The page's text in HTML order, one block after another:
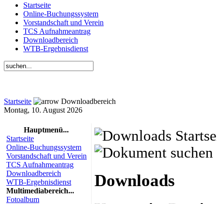
Startseite
Online-Buchungssystem
Vorstandschaft und Verein
TCS Aufnahmeantrag
Downloadbereich
WTB-Ergebnisdienst
Startseite
Downloadbereich
Montag, 10. August 2026
Hauptmenü...
Startseite
Online-Buchungssystem
Vorstandschaft und Verein
TCS Aufnahmeantrag
Downloadbereich
WTB-Ergebnisdienst
Multimediabereich...
Fotoalbum
Downloads